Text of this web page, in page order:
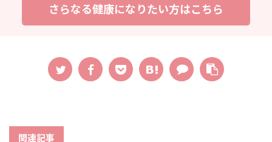
さらなる健康になりたい方はこちら
関連記事